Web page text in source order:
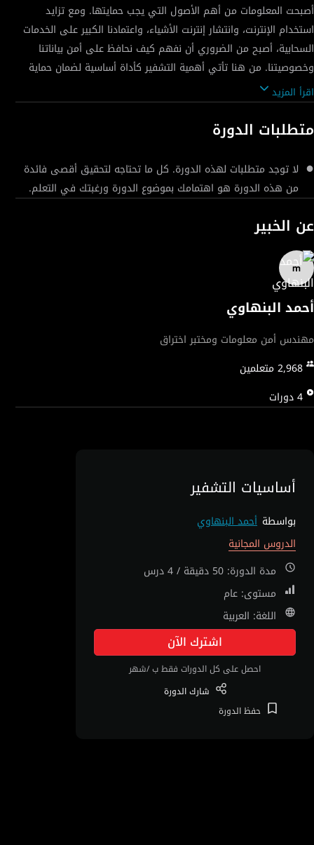
أصبحت المعلومات من أهم الأصول التي يجب حمايتها. ومع تزايد
استخدام الإنترنت، وانتشار إنترنت الأشياء، واعتمادنا الكبير على الخدمات
السحابية، أصبح من الضروري أن نفهم كيف نحافظ على أمن بياناتنا
وخصوصيتنا. من هنا تأتي أهمية التشفير كأداة أساسية لضمان حماية
تهدف هذه الدورة إلى تزويدك بأساس قوي في مفاهيم التشفير
وأمن المعلومات. حيث سنبدأ بنظرة عامة مبسطة عن التشفير وكيف
يُستخدم لحماية البيانات. ثم نتعرف على نموذج "CIA" الذي يركز على
ثلاثة مفاهيم رئيسية: السرية (عدم كشف المعلومات لغير المصرح لهم)،
والنزاهة (منع التلاعب بالبيانات)، والتوافر (ضمان وصول المستخدمين
كما سنستعرض بشكل مبسط التحديات التي تواجه أجهزة إنترنت
الأشياء، وكيفية التعامل مع المخاطر في بيئة الكلاود (السحابة). هذه
الدورة لا تتطلب خبرة مسبقة، وهي مناسبة لأي شخص يرغب في فهم
انضم إلينا لتأخذ أولى خطواتك نحو عالم أمن المعلومات بثقة وفهم.
اقرأ المزيد
متطلبات الدورة
لا توجد متطلبات لهذه الدورة. كل ما تحتاجه لتحقيق أقصى فائدة
من هذه الدورة هو اهتمامك بموضوع الدورة ورغبتك في التعلم.
عن الخبير
أحمد البنهاوي
مهندس أمن معلومات ومختبر اختراق
2,968متعلمين
4دورات
أساسيات التشفير
بواسطة أحمد البنهاوي
الدروس المجانية
مدة الدورة: 50 دقيقة / 4 درس
مستوى: عام
اللغة: العربية
اشترك الآن
احصل على كل الدورات فقط ب /شهر
شاركالدورة
حفظالدورة